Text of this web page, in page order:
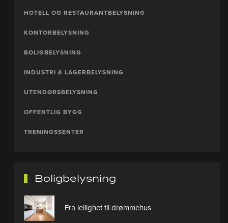
HOTELL OG RESTAURANTBELYSNING
KONTORBELYSNING
BOLIGBELYSNING
INDUSTRI & LAGERBELYSNING
UTENDØRSBELYSNING
OFFENTLIG BYGG
TRENINGSSENTER
Boligbelysning
Fra leilighet til drømmehus